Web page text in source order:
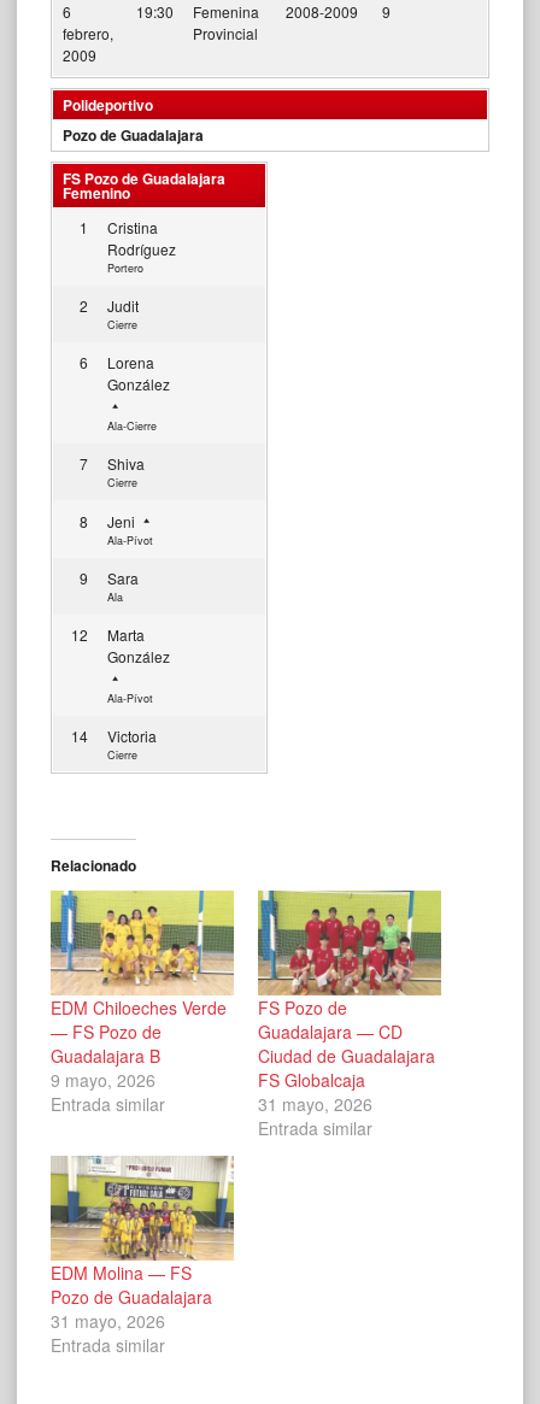
6
febrero,
2009
19:30
Femenina
Provincial
2008-2009 9
Polideportivo
Pozo de Guadalajara
FS Pozo de Guadalajara
Femenino
1
Cristina
Rodríguez
Portero
2 Judit
Cierre
6
Lorena
González
Ala-Cierre
7 Shiva
Cierre
8 Jeni
Ala-Pívot
9 Sara
Ala
12
Marta
González
Ala-Pívot
14 Victoria
Cierre
Relacionado
EDM Chiloeches Verde
— FS Pozo de
Guadalajara B
9 mayo, 2026
Entrada similar
FS Pozo de
Guadalajara — CD
Ciudad de Guadalajara
FS Globalcaja
31 mayo, 2026
Entrada similar
EDM Molina — FS
Pozo de Guadalajara
31 mayo, 2026
Entrada similar